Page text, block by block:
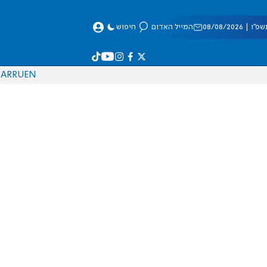
08/2026 המייל האדום חיפוש
EN
RU
AR